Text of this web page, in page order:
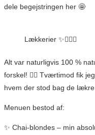
dele begejstringen her 🤩
Lækkerier ✨👌🏼😋
Alt var naturligvis 100 %
forskel! 👌🏼 Tværtimod fik
hvem der stod bag de
Menuen bestod af:
✨ Chai-blondes – min